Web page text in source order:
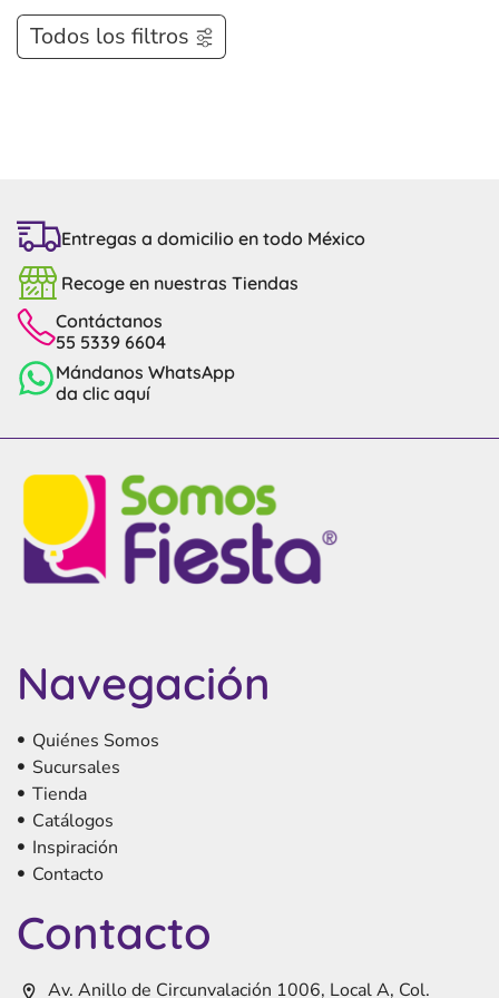
Todos los filtros
Entregas a domicilio en todo México
Recoge en nuestras Tiendas
Contáctanos
55 5339 6604
Mándanos WhatsApp
da clic aquí
Navegación
Quiénes Somos
Sucursales
Tienda
Catálogos
Inspiración
Contacto
Contacto
Av. Anillo de Circunvalación 1006, Local A, Col.